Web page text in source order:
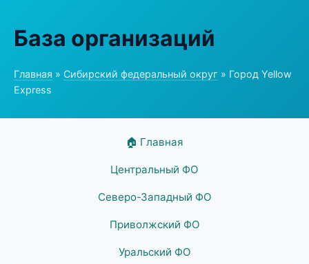
База организаций
Главная » Сибирский федеральный округ » Город Yellow
Express
🏠 Главная
Центральный ФО
Северо-Западный ФО
Приволжский ФО
Уральский ФО